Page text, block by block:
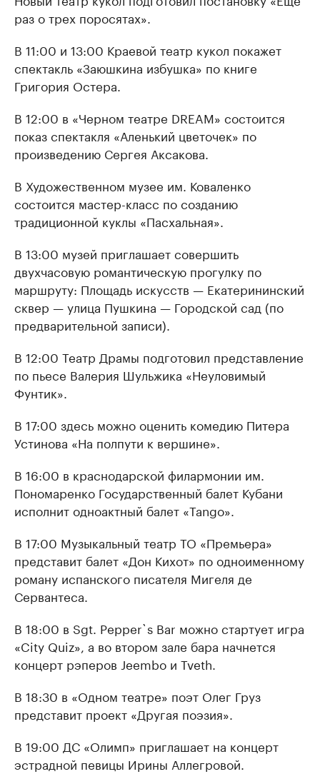
раз о трех поросятах».
В 11:00 и 13:00 Краевой театр кукол покажет
спектакль «Заюшкина избушка» по книге
Григория Остера.
В 12:00 в «Черном театре DREAM» состоится
показ спектакля «Аленький цветочек» по
произведению Сергея Аксакова.
В Художественном музее им. Коваленко
состоится мастер-класс по созданию
традиционной куклы «Пасхальная».
В 13:00 музей приглашает совершить
двухчасовую романтическую прогулку по
маршруту: Площадь искусств — Екатерининский
сквер — улица Пушкина — Городской сад (по
предварительной записи).
В 12:00 Театр Драмы подготовил представление
по пьесе Валерия Шульжика «Неуловимый
Фунтик».
В 17:00 здесь можно оценить комедию Питера
Устинова «На полпути к вершине».
В 16:00 в краснодарской филармонии им.
Пономаренко Государственный балет Кубани
исполнит одноактный балет «Tango».
В 17:00 Музыкальный театр ТО «Премьера»
представит балет «Дон Кихот» по одноименному
роману испанского писателя Мигеля де
Сервантеса.
В 18:00 в Sgt. Pepper`s Bar можно стартует игра
«City Quiz», а во втором зале бара начнется
концерт рэперов Jeembo и Tveth.
В 18:30 в «Одном театре» поэт Олег Груз
представит проект «Другая поэзия».
В 19:00 ДС «Олимп» приглашает на концерт
эстрадной певицы Ирины Аллегровой.